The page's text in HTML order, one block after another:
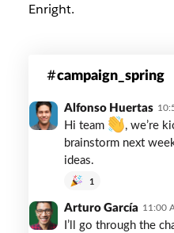
Enright.
haan-
channel
campaign_spring
Alfonso Huertas
Hi team
, we’re
brainstorm next
ideas.
1
Arturo García 11:00
I’ll go through the